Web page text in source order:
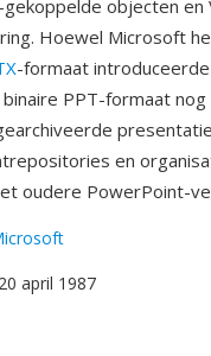
objecten en
Hoewel Microsoft
-formaat
PPT-formaat
en
oudere PowerPoint-
april 1987